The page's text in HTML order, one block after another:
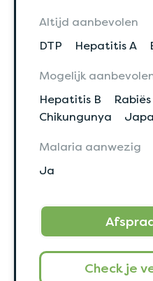
Altijd aanbevolen
DTP
Hepatitis A
Mogelijk
Hepatitis B
Rabiës
Chikungunya
Malaria aanwezig
Ja
Check je